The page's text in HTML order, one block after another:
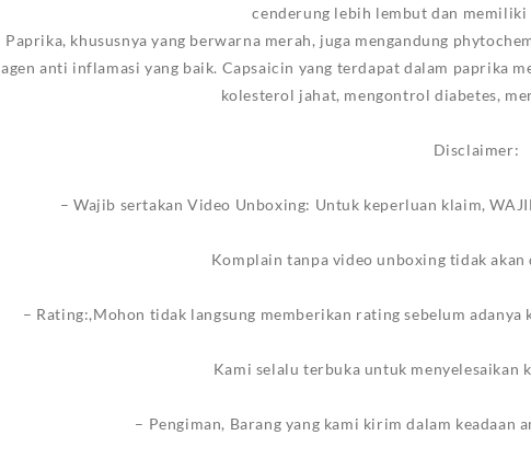
cenderung lebih lembut dan memiliki
Paprika, khususnya yang berwarna merah, juga mengandung
agen anti inflamasi yang baik. Capsaicin yang terdapat dalam paprika
kolesterol jahat, mengontrol diabetes,
Disclaimer:
– Wajib sertakan Video Unboxing: Untuk keperluan klaim,
Komplain tanpa video unboxing tidak akan
– Rating:,Mohon tidak langsung memberikan rating sebelum
Kami selalu terbuka untuk menyelesaikan
– Pengiman, Barang yang kami kirim dalam keadaan